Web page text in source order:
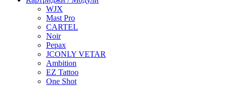
WJX
Mast Pro
CARTEL
Noir
Pepax
JCONLY VETAR
Ambition
EZ Tattoo
One Shot